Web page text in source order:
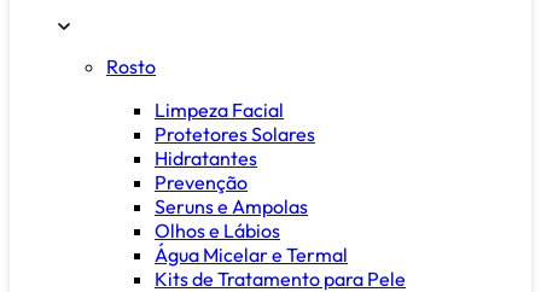
Rosto
Limpeza Facial
Protetores Solares
Hidratantes
Prevenção
Seruns e Ampolas
Olhos e Lábios
Água Micelar e Termal
Kits de Tratamento para Pele